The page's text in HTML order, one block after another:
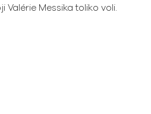
Valérie Messika toliko voli.